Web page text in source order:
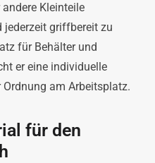
Kleinteile
jederzeit griffbereit zu
für Behälter und
er eine individuelle
am Arbeitsplatz.
für den